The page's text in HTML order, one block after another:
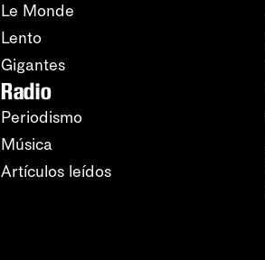
Le Monde
Lento
Gigantes
Radio
Periodismo
Música
Artículos leídos